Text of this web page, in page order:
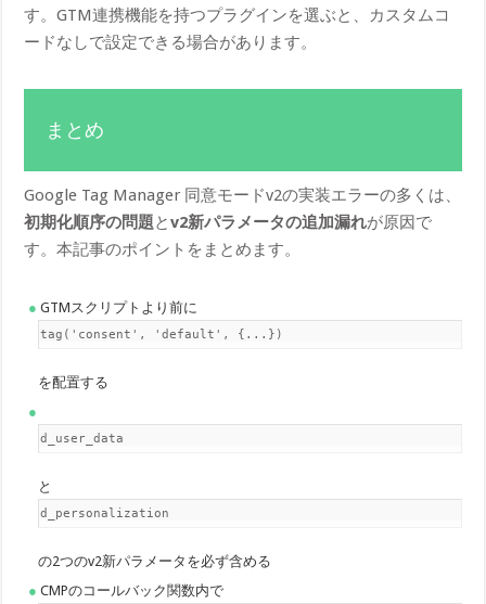
す。GTM連携機能を持つプラグインを選ぶと、カスタムコ
ードなしで設定できる場合があります。
まとめ
Google Tag Manager 同意モードv2の実装エラーの多くは、
初期化順序の問題とv2新パラメータの追加漏れが原因で
す。本記事のポイントをまとめます。
GTMスクリプトより前に
gtag('consent', 'default', {...})
を配置する
ad_user_data
と
ad_personalization
の2つのv2新パラメータを必ず含める
CMPのコールバック関数内で